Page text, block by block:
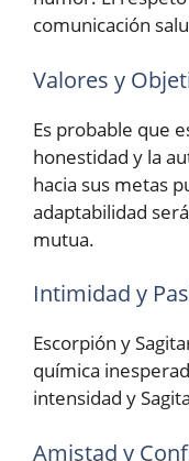
comunicación
Valores y
Es probable que
honestidad y la
hacia sus metas
adaptabilidad
mutua.
Intimidad y
Escorpión y
química
intensidad y
Amistad y